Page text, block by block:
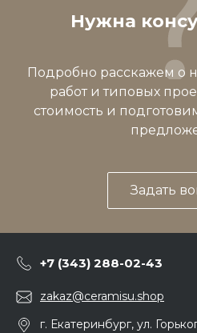
Нужна
Подробно расскажем о
работ и типовых
стоимость и
Задать
+7 (343) 288-02-43
zakaz@ceramisu.shop
г. Екатеринбург, ул.